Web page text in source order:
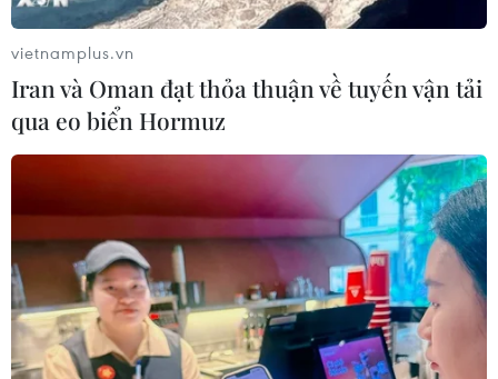
vietnamplus.vn
Iran và Oman đạt thỏa thuận về tuyến vận tải
qua eo biển Hormuz